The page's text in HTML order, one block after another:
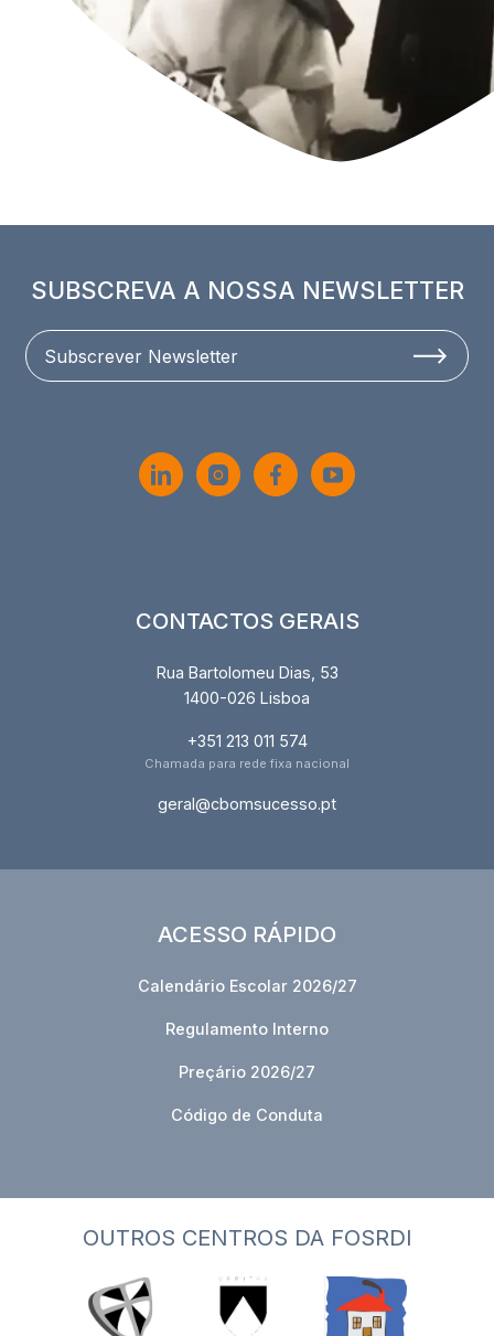
SUBSCREVA A NOSSA NEWSLETTER
Subscrever Newsletter
CONTACTOS GERAIS
Rua Bartolomeu Dias, 53
1400-026 Lisboa
+351 213 011 574
Chamada para rede fixa nacional
geral@cbomsucesso.pt
ACESSO RÁPIDO
Calendário Escolar 2026/27
Regulamento Interno
Preçário 2026/27
Código de Conduta
OUTROS CENTROS DA FOSRDI